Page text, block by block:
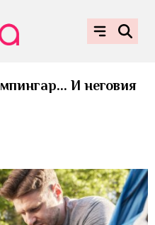
И неговия